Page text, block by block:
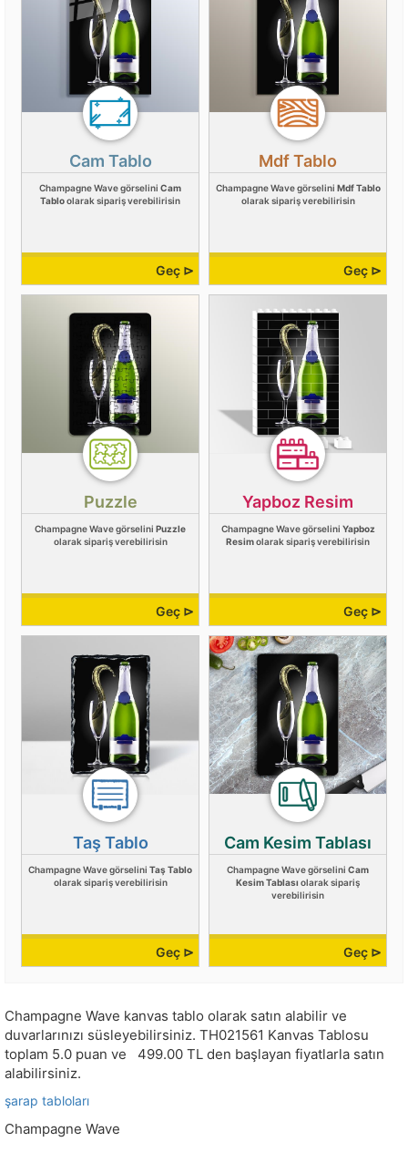
Cam Tablo
Champagne Wave görselini Cam
Tabloolarak sipariş verebilirisin
Geç ⊳
Mdf Tablo
Champagne Wave görselini Mdf Tablo
olarak sipariş verebilirisin
Geç ⊳
Puzzle
Champagne Wave görselini Puzzle
olarak sipariş verebilirisin
Geç ⊳
Yapboz Resim
Champagne Wave görselini Yapboz
Resimolarak sipariş verebilirisin
Geç ⊳
Taş Tablo
Champagne Wave görselini Taş Tablo
olarak sipariş verebilirisin
Geç ⊳
Cam Kesim Tablası
Champagne Wave görselini Cam
Kesim Tablası olarak sipariş
verebilirisin
Geç ⊳
Champagne Wave kanvas tablo olarak satın alabilir ve
duvarlarınızı süsleyebilirsiniz. TH021561 Kanvas Tablosu
toplam 5.0 puan ve 499.00 TL den başlayan fiyatlarla satın
alabilirsiniz.
şarap tabloları
Champagne Wave